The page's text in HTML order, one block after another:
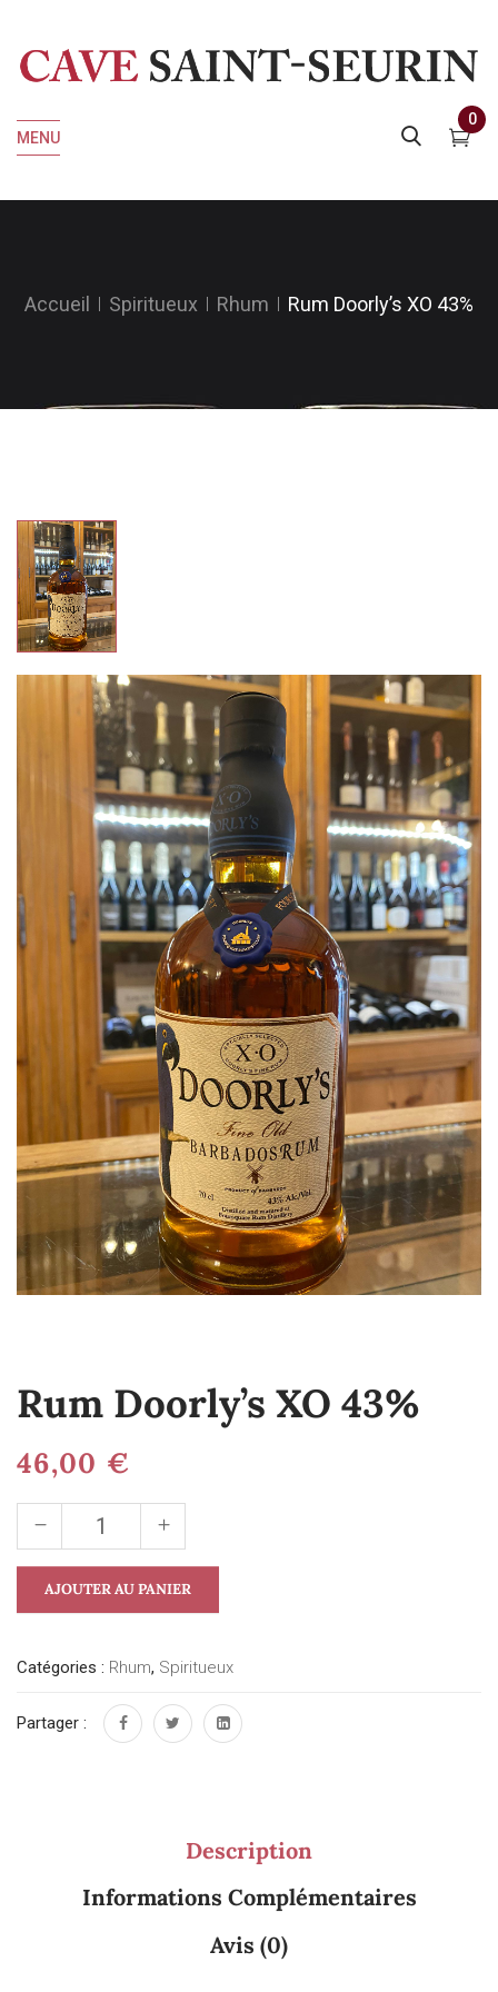
MENU
0
Accueil Spiritueux Rhum Rum Doorly’s XO 43%
Rum Doorly’s XO 43%
46,00 €
AJOUTER AU PANIER
Catégories : Rhum, Spiritueux
Partager :
Description
Informations Complémentaires
Avis (0)